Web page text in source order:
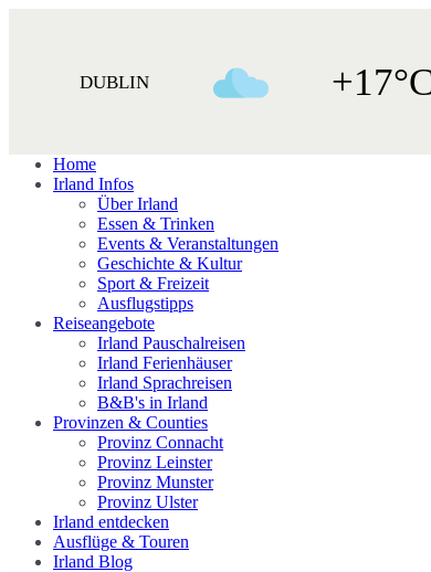
DUBLIN
Home
Irland Infos
Über Irland
Essen & Trinken
Events & Veranstaltungen
Geschichte & Kultur
Sport & Freizeit
Ausflugstipps
Reiseangebote
Irland Pauschalreisen
Irland Ferienhäuser
Irland Sprachreisen
B&B's in Irland
Provinzen & Counties
Provinz Connacht
Provinz Leinster
Provinz Munster
Provinz Ulster
Irland entdecken
Ausflüge & Touren
Irland Blog